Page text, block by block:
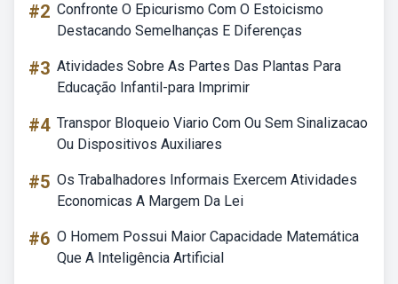
#2 Confronte O Epicurismo Com O Estoicismo
Destacando Semelhanças E Diferenças
#3 Atividades Sobre As Partes Das Plantas Para
Educação Infantil-para Imprimir
#4 Transpor Bloqueio Viario Com Ou Sem Sinalizacao
Ou Dispositivos Auxiliares
#5 Os Trabalhadores Informais Exercem Atividades
Economicas A Margem Da Lei
#6 O Homem Possui Maior Capacidade Matemática
Que A Inteligência Artificial